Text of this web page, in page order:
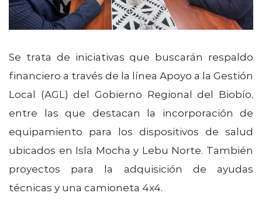
Se trata de iniciativas que buscarán respaldo
financiero a través de la línea Apoyo a la Gestión
Local (AGL) del Gobierno Regional del Biobío,
entre las que destacan la incorporación de
equipamiento para los dispositivos de salud
ubicados en Isla Mocha y Lebu Norte. También
proyectos para la adquisición de ayudas
técnicas y una camioneta 4x4.